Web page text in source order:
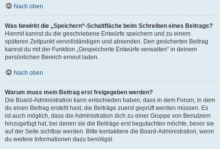
Nach oben
Was bewirkt die „Speichern“-Schaltfläche beim Schreiben eines Beitrags?
Hiermit kannst du die geschriebene Entwürfe speichern und zu einem
späteren Zeitpunkt vervollständigen und absenden. Den gesicherten Beitrag
kannst du mit der Funktion „Gespeicherte Entwürfe verwalten“ in deinem
persönlichen Bereich erneut laden.
Nach oben
Warum muss mein Beitrag erst freigegeben werden?
Die Board-Administration kann entschieden haben, dass in dem Forum, in dem
du einen Beitrag erstellt hast, die Beiträge zuerst geprüft werden müssen. Es
ist auch möglich, dass die Administration dich zu einer Gruppe von Benutzern
hinzugefügt hat, bei denen sie die Beiträge erst begutachten möchte, bevor sie
auf der Seite sichtbar werden. Bitte kontaktiere die Board-Administration, wenn
du weitere Informationen dazu benötigst.